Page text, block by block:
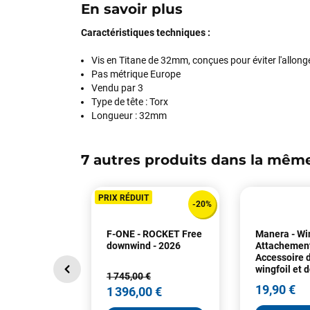
En savoir plus
Caractéristiques techniques :
Vis en Titane de 32mm, conçues pour éviter
Pas métrique Europe
Vendu par 3
Type de tête : Torx
Longueur : 32mm
7 autres produits dans la
PRIX RÉDUIT
-20%
F-ONE - ROCKET Free
downwind - 2026
1 745,00 €
1 396,00 €
Manera -
Accessoire
wingfoil et
19,90 €